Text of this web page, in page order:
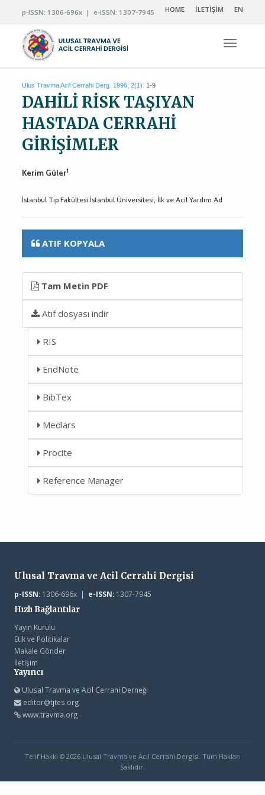
p-ISSN: 1306-696x | e-ISSN: 1307-7945 HOME İLETİŞİM EN
Ulus Travma Acil Cerrahi Derg. 1996; 2(1): 1-9
DAHİLİ RİSK TAŞIYAN
HASTADA CERRAHİ
GİRİŞİMLER
Kerim Güler1
İstanbul Tıp Fakültesi İstanbul Üniversitesi, İlk ve Acil Yardım Ad
ATIF KOPYALA
Tam Metin PDF
Atıf dosyası indir
RIS
EndNote
BibTex
Medlars
Procite
Reference Manager
Ulusal Travma ve Acil Cerrahi Dergisi
p-ISSN:1306-696x | e-ISSN:1307-7945
Hızlı Bağlantılar
Yayın Kurulu
Etik ve Politikalar
Makale Gönder
İletişim
Yayıncı
Ulusal Travma ve Acil Cerrahi Derneği
editor@tjtes.org
www.travma.org
Telif Hakkı © 2026 Ulusal Travma ve Acil Cerrahi Dergisi. Tüm Hakları
Saklıdır.